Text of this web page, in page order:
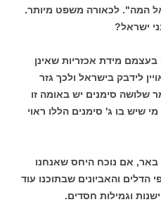
המה". לכאורה משפט מיותר.
ישראל?
מידת אכזריות שאינן
לידבק בישראל ולכך גזר
שלושה סימנים יש באומה זו
שיש בו ג' סימנים הללו ראוי
אם נוכח היחס שאנחנו
הדלים והאביונים שבתוכנו עוד
וגמילות חסדים.